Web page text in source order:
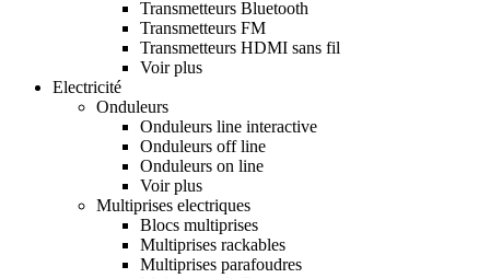
Transmetteurs Bluetooth
Transmetteurs FM
Transmetteurs HDMI sans fil
Voir plus
Electricité
Onduleurs
Onduleurs line interactive
Onduleurs off line
Onduleurs on line
Voir plus
Multiprises electriques
Blocs multiprises
Multiprises rackables
Multiprises parafoudres